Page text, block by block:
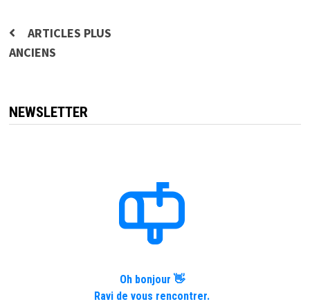
Navigation
des
ARTICLES PLUS
ANCIENS
NEWSLETTER
Oh bonjour 👋
Ravi de vous rencontrer.